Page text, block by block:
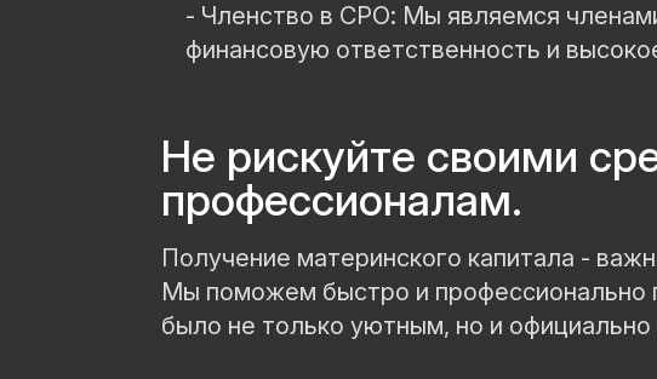
- Членство в СРО: Мы являемся
финансовую ответственность и
Не рискуйте своими
профессионалам.
Получение материнского капитала -
Мы поможем быстро и профессионально
было не только уютным, но и